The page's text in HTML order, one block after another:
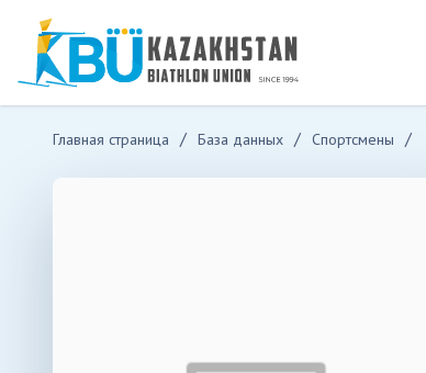
Главная страница База данных Спортсмены